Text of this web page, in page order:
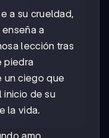
a su crueldad,
a
lección tras
piedra
un ciego que
inicio de su
la vida.
amo,